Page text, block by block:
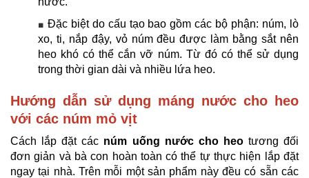
■ Đặc biệt do cấu tạo bao gồm các bộ phận: núm, lò
xo, ti, nắp đậy, vỏ núm đều được làm bằng sắt nên
heo khó có thể cắn vỡ núm. Từ đó có thể sử dụng
trong thời gian dài và nhiều lứa heo.
Hướng dẫn sử dụng máng nước cho heo
với các núm mỏ vịt
Cách lắp đặt các núm uống nước cho heotương đối
đơn giản và bà con hoàn toàn có thể tự thực hiện lắp đặt
ngay tại nhà. Trên mỗi một sản phẩm này đều có sẵn các